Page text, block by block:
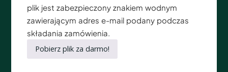
plik jest zabezpieczony znakiem wodnym
zawierającym adres e-mail podany podczas
składania zamówienia.
Pobierz plik za darmo!